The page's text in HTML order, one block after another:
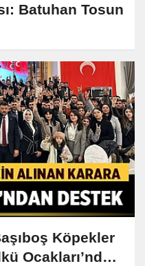
Batuhan Tosun
Köpekler
Ocakları’ndan